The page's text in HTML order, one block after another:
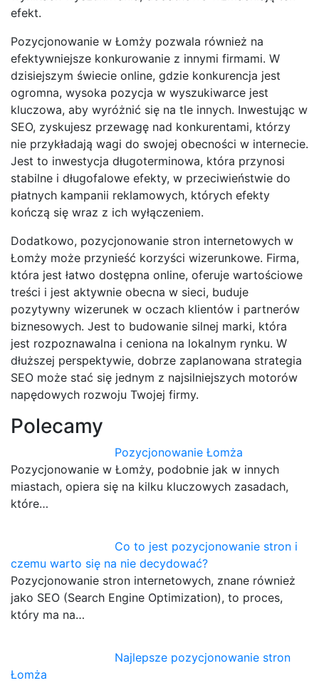
efekt.
Pozycjonowanie w Łomży pozwala również na
efektywniejsze konkurowanie z innymi firmami. W
dzisiejszym świecie online, gdzie konkurencja jest
ogromna, wysoka pozycja w wyszukiwarce jest
kluczowa, aby wyróżnić się na tle innych. Inwestując w
SEO, zyskujesz przewagę nad konkurentami, którzy
nie przykładają wagi do swojej obecności w internecie.
Jest to inwestycja długoterminowa, która przynosi
stabilne i długofalowe efekty, w przeciwieństwie do
płatnych kampanii reklamowych, których efekty
kończą się wraz z ich wyłączeniem.
Dodatkowo, pozycjonowanie stron internetowych w
Łomży może przynieść korzyści wizerunkowe. Firma,
która jest łatwo dostępna online, oferuje wartościowe
treści i jest aktywnie obecna w sieci, buduje
pozytywny wizerunek w oczach klientów i partnerów
biznesowych. Jest to budowanie silnej marki, która
jest rozpoznawalna i ceniona na lokalnym rynku. W
dłuższej perspektywie, dobrze zaplanowana strategia
SEO może stać się jednym z najsilniejszych motorów
napędowych rozwoju Twojej firmy.
Polecamy
Pozycjonowanie Łomża
Pozycjonowanie w Łomży, podobnie jak w innych
miastach, opiera się na kilku kluczowych zasadach,
które…
Co to jest pozycjonowanie stron i
czemu warto się na nie decydować?
Pozycjonowanie stron internetowych, znane również
jako SEO (Search Engine Optimization), to proces,
który ma na…
Najlepsze pozycjonowanie stron
Łomża